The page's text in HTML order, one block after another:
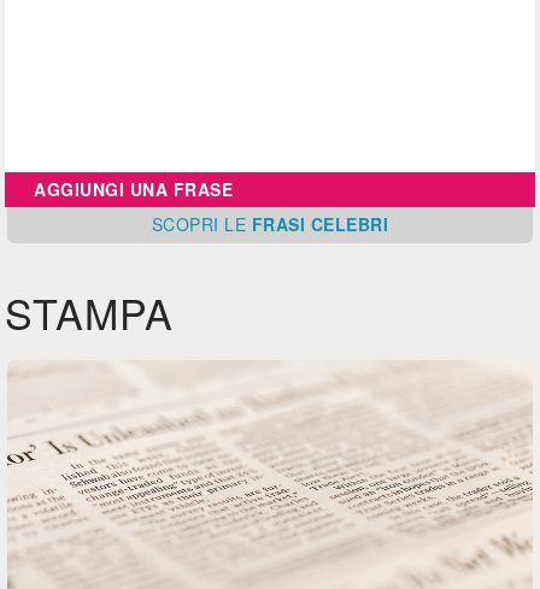
AGGIUNGI UNA FRASE
SCOPRI LE FRASI CELEBRI
STAMPA